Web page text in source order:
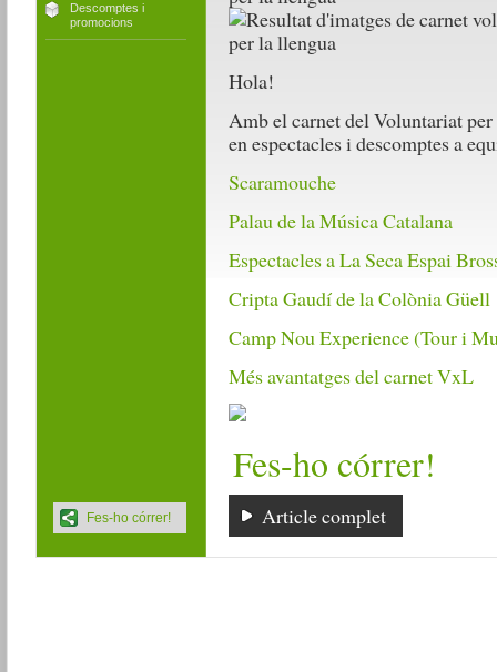
Descomptes i
promocions
Hola!
Amb el carnet del Voluntariat
en espectacles i descomptes a
Scaramouche
Palau de la Música Catalana
Espectacles a La Seca Espai
Cripta Gaudí de la Colònia Güell
Camp Nou Experience (Tour i
Més avantatges del carnet VxL
Fes-ho córrer!
Article complet
Fes-ho córrer!